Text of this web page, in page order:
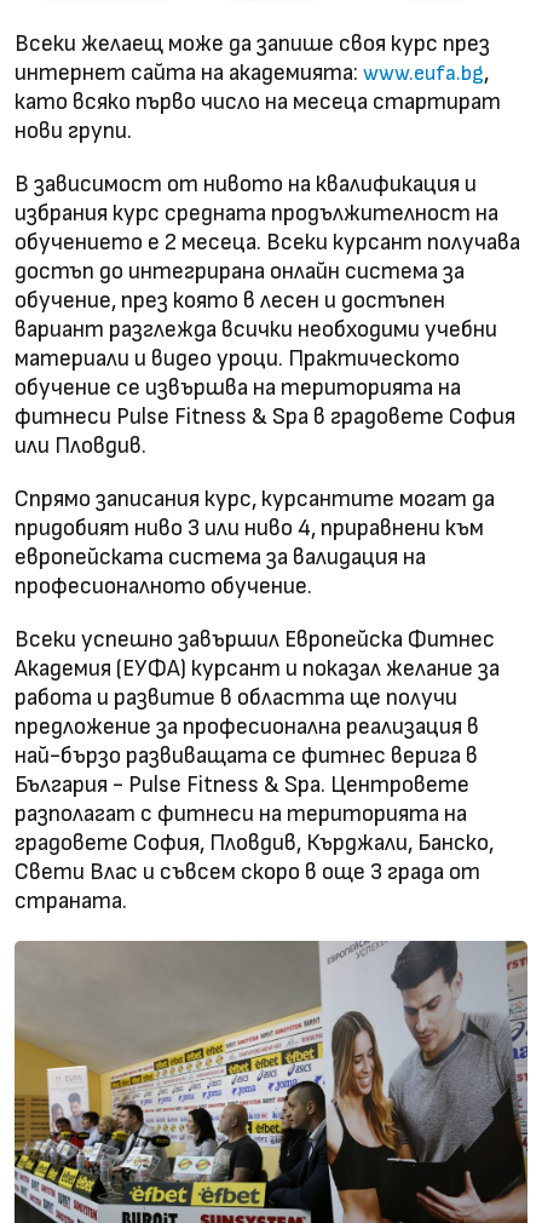
Всеки желаещ може да запише своя курс през
интернет сайта на академията: www.eufa.bg,
като всяко първо число на месеца стартират
нови групи.
В зависимост от нивото на квалификация и
избрания курс средната продължителност на
обучението е 2 месеца. Всеки курсант получава
достъп до интегрирана онлайн система за
обучение, през която в лесен и достъпен
вариант разглежда всички необходими учебни
материали и видео уроци. Практическото
обучение се извършва на територията на
фитнеси Pulse Fitness & Spa в градовете София
или Пловдив.
Спрямо записания курс, курсантите могат да
придобият ниво 3 или ниво 4, приравнени към
европейската система за валидация на
професионалното обучение.
Всеки успешно завършил Европейска Фитнес
Академия (ЕУФА) курсант и показал желание за
работа и развитие в областта ще получи
предложение за професионална реализация в
най-бързо развиващата се фитнес верига в
България - Pulse Fitness & Spa. Центровете
разполагат с фитнеси на територията на
градовете София, Пловдив, Кърджали, Банско,
Свети Влас и съвсем скоро в още 3 града от
страната.